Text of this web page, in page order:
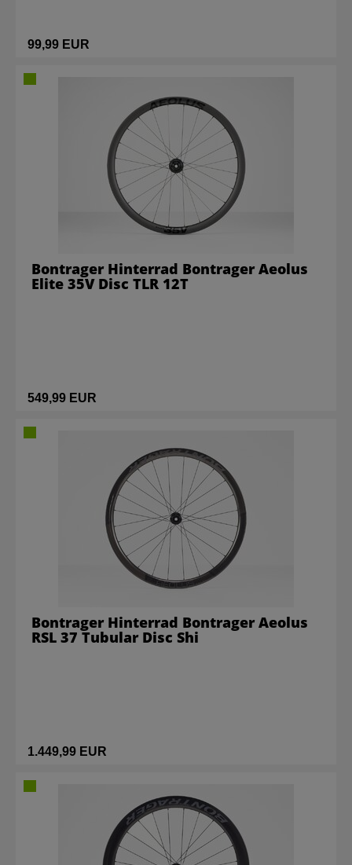
99,99 EUR
549,99 EUR
Bontrager Hinterrad Bontrager Aeolus
Elite 35V Disc TLR 12T
1.449,99 EUR
Bontrager Hinterrad Bontrager Aeolus
RSL 37 Tubular Disc Shi